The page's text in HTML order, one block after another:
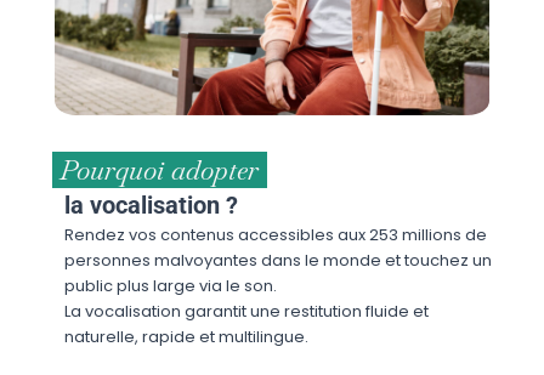
Pourquoi adopter
la vocalisation ?
Rendez vos contenus accessibles aux 253 millions de
personnes malvoyantes dans le monde et touchez un
public plus large via le son.
La vocalisation garantit une restitution fluide et
naturelle, rapide et multilingue.